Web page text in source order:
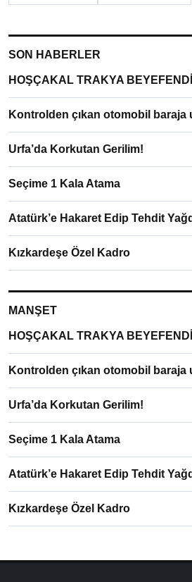
SON HABERLER
HOŞÇAKAL TRAKYA
Kontrolden çıkan otomobil baraja
Urfa’da Korkutan Gerilim!
Seçime 1 Kala Atama
Atatürk’e Hakaret Edip Tehdit
Kızkardeşe Özel Kadro
MANŞET
HOŞÇAKAL TRAKYA
Kontrolden çıkan otomobil baraja
Urfa’da Korkutan Gerilim!
Seçime 1 Kala Atama
Atatürk’e Hakaret Edip Tehdit
Kızkardeşe Özel Kadro